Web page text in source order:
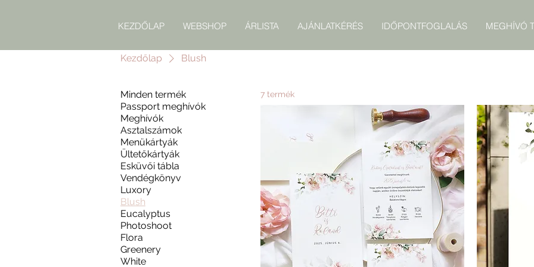
KEZDŐLAP WEBSHOP ÁRLISTA AJÁNLATKÉRÉS IDŐPONTFOGLALÁS MEGHÍVÓ
Kezdőlap Blush
Minden termék
Passport meghívók
Meghívók
Asztalszámok
Menükártyák
Ültetőkártyák
Esküvői tábla
Vendégkönyv
Luxory
Blush
Eucalyptus
Photoshoot
Flora
Greenery
White
7 termék